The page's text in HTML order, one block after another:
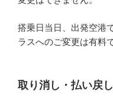
搭乗日当日、出発空港
ラスへのご変更は有料
取り消し・払い戻し